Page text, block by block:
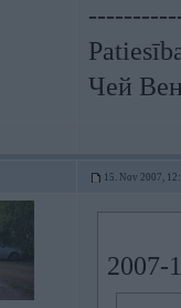
Чей
15. Nov 2007,
2007-